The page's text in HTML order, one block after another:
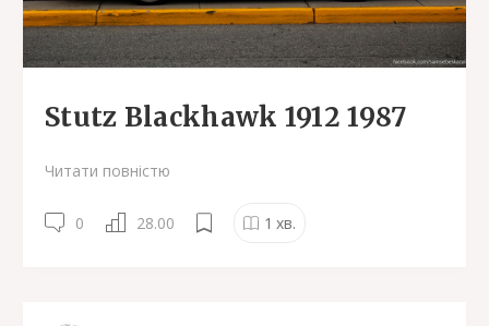
Stutz Blackhawk 1912 1987
Читати повністю
0 28.00 1 хв.